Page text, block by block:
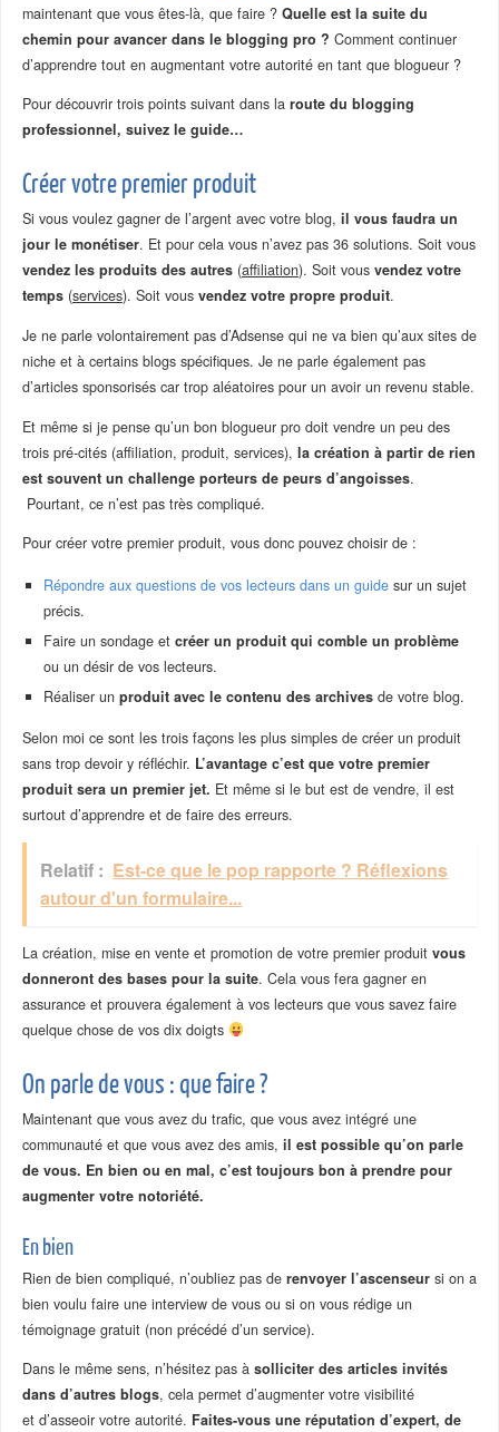
maintenant que vous êtes-là, que faire ? Quelle est la suite du
chemin pour avancer dans le blogging pro ? Comment continuer
d’apprendre tout en augmentant votre autorité en tant que blogueur ?
Pour découvrir trois points suivant dans la route du blogging
professionnel, suivez le guide…
Créer votre premier produit
Si vous voulez gagner de l’argent avec votre blog, il vous faudra un
jour le monétiser. Et pour cela vous n’avez pas 36 solutions. Soit vous
vendez les produits des autres(affiliation). Soit vous vendez votre
temps(services). Soit vous vendez votre propre produit.
Je ne parle volontairement pas d’Adsense qui ne va bien qu’aux sites de
niche et à certains blogs spécifiques. Je ne parle également pas
d’articles sponsorisés car trop aléatoires pour un avoir un revenu stable.
Et même si je pense qu’un bon blogueur pro doit vendre un peu des
trois pré-cités (affiliation, produit, services), la création à partir de rien
est souvent un challenge porteurs de peurs d’angoisses.
Pourtant, ce n’est pas très compliqué.
Pour créer votre premier produit, vous donc pouvez choisir de :
Répondre aux questions de vos lecteurs dans un guidesur un sujet
précis.
Faire un sondage et créer un produit qui comble un problème
ou un désir de vos lecteurs.
Réaliser un produit avec le contenu des archivesde votre blog.
Selon moi ce sont les trois façons les plus simples de créer un produit
sans trop devoir y réfléchir. L’avantage c’est que votre premier
produit sera un premier jet. Et même si le but est de vendre, il est
surtout d’apprendre et de faire des erreurs.
Relatif : Est-ce que le pop rapporte ? Réflexions
autour d'un formulaire...
La création, mise en vente et promotion de votre premier produit vous
donneront des bases pour la suite. Cela vous fera gagner en
assurance et prouvera également à vos lecteurs que vous savez faire
quelque chose de vos dix doigts
On parle de vous : que faire ?
Maintenant que vous avez du trafic, que vous avez intégré une
communauté et que vous avez des amis, il est possible qu’on parle
de vous. En bien ou en mal, c’est toujours bon à prendre pour
augmenter votre notoriété.
En bien
Rien de bien compliqué, n’oubliez pas de renvoyer l’ascenseursi on a
bien voulu faire une interview de vous ou si on vous rédige un
témoignage gratuit (non précédé d’un service).
Dans le même sens, n’hésitez pas à solliciter des articles invités
dans d’autres blogs, cela permet d’augmenter votre visibilité
et d’asseoir votre autorité. Faites-vous une réputation d’expert, de